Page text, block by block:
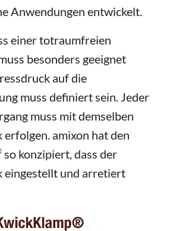
Anwendungen entwickelt.
einer totraumfreien
besonders geeignet
auf die
muss definiert sein. Jeder
muss mit demselben
amixon hat den
so konzipiert, dass der
eingestellt und arretiert